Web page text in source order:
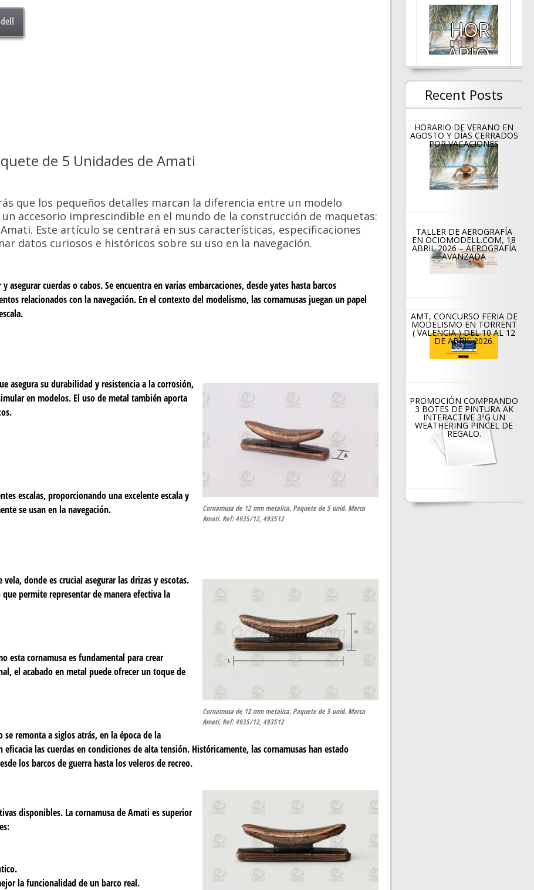
de 5 Unidades de Amati
que los pequeños detalles marcan la diferencia entre un modelo
accesorio imprescindible en el mundo de la construcción de maquetas:
Este artículo se centrará en sus características, especificaciones
datos curiosos e históricos sobre su uso en la navegación.
cuerdas o cabos. Se encuentra en varias embarcaciones, desde yates hasta barcos
relacionados con la navegación. En el contexto del modelismo, las cornamusas juegan un papel
Cornamusa de 12 mm metalica. Paquete de 5 unid. Marca
Amati. Ref: 4935/12, 493512
asegura su durabilidad y resistencia a la corrosión,
en modelos. El uso de metal también aporta
escalas, proporcionando una excelente escala y
se usan en la navegación.
Cornamusa de 12 mm metalica. Paquete de 5 unid. Marca
Amati. Ref: 4935/12, 493512
donde es crucial asegurar las drizas y escotas.
permite representar de manera efectiva la
esta cornamusa es fundamental para crear
el acabado en metal puede ofrecer un toque de
remonta a siglos atrás, en la época de la
las cuerdas en condiciones de alta tensión. Históricamente, las cornamusas han estado
los barcos de guerra hasta los veleros de recreo.
disponibles. La cornamusa de Amati es superior
la funcionalidad de un barco real.
HOR
ARIO
DE
VERA
NO
EN
AGO
Y
DÍAS
CERR
S
POR
CION
ES
ce,
Recent Posts
HORARIO DE VERANO EN
AGOSTO Y DÍAS CERRADOS
POR VACACIONES
TALLER DE AEROGRAFÍA
EN OCIOMODELL.COM, 18
ABRIL 2026 – AEROGRAFÍA
AVANZADA
AMT, CONCURSO FERIA DE
MODELISMO EN TORRENT
( VALENCIA ) DEL 10 AL 12
DE ABRIL 2026.
PROMOCIÓN COMPRANDO
3 BOTES DE PINTURA AK
INTERACTIVE 3ªG UN
WEATHERING PINCEL DE
REGALO.